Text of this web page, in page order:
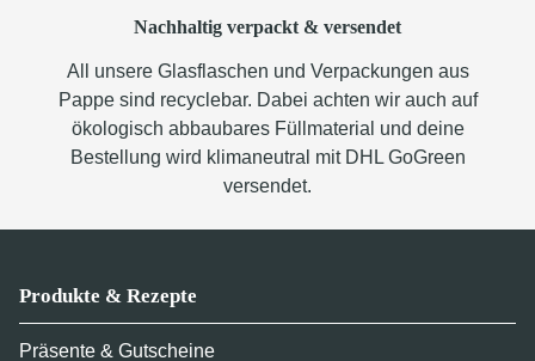
Nachhaltig verpackt & versendet
All unsere Glasflaschen und Verpackungen aus
Pappe sind recyclebar. Dabei achten wir auch auf
ökologisch abbaubares Füllmaterial und deine
Bestellung wird klimaneutral mit DHL GoGreen
versendet.
Produkte & Rezepte
Präsente & Gutscheine